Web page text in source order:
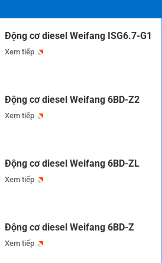
Động cơ diesel Weifang ISG6.7-G1
Xem tiếp
Động cơ diesel Weifang 6BD-Z2
Xem tiếp
Động cơ diesel Weifang 6BD-ZL
Xem tiếp
Động cơ diesel Weifang 6BD-Z
Xem tiếp